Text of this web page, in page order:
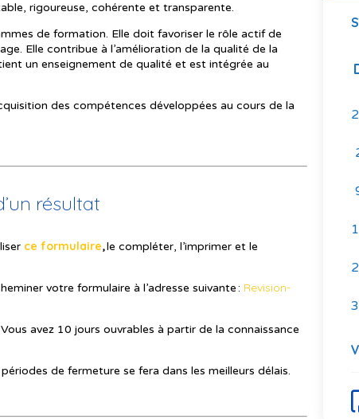
rigoureuse, cohérente et transparente.
de formation. Elle doit favoriser le rôle actif de
Elle contribue à l’amélioration de la qualité de la
un enseignement de qualité et est intégrée au
des compétences développées au cours de la
résultat
ce formulaire,le compléter, l’imprimer et le
votre formulaire à l’adresse suivante : Revision-
avez 10 jours ouvrables à partir de la connaissance
de fermeture se fera dans les meilleurs délais.